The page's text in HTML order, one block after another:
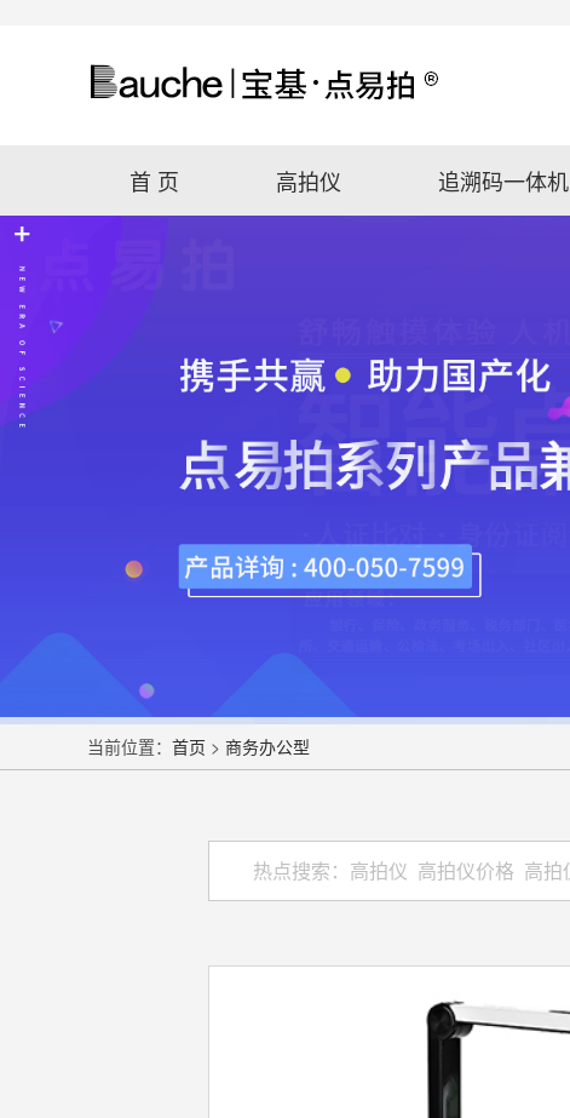
首 页 高拍仪 追溯码一体机
当前位置： 首页 > 商务办公型